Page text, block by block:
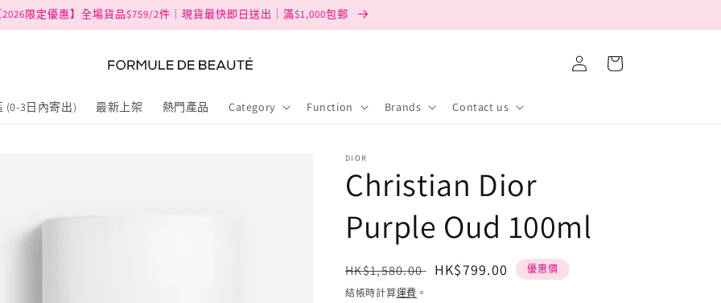
2026限定優惠】全場貨品$759/2件｜現貨最快即日送出｜滿$1,000包郵
(0-3日內寄出) 最新上架 熱門產品 Category Function Brands Contact us
登
入
物
DIOR
Christian Dior
Purple Oud 100ml
定
價
HK$1,580.00 售
HK$799.00
優惠價
結帳時計算運費 。